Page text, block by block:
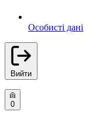
Особисті дані
Вийти
0